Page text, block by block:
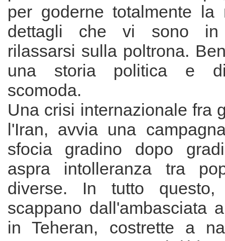
per goderne totalmente la
dettagli che vi sono in
rilassarsi sulla poltrona.
una storia politica e
scomoda.
Una crisi internazionale fra
l'Iran, avvia una
sfocia gradino dopo
aspra intolleranza tra
diverse. In tutto questo,
scappano dall'ambasciata
in Teheran, costrette a